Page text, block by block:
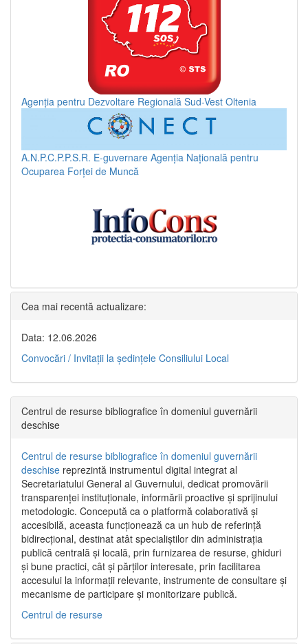
Agenția pentru Dezvoltare Regională Sud-Vest Oltenia
A.N.P.C.P.P.S.R. E-guvernare Agenția Națională pentru
Ocuparea Forței de Muncă
Cea mai recentă actualizare:
Data: 12.06.2026
Convocări / Invitaţii la şedinţele Consiliului Local
Centrul de resurse bibliografice în domeniul guvernării
deschise
Centrul de resurse bibliografice în domeniul guvernării
deschise reprezintă instrumentul digital integrat al
Secretariatului General al Guvernului, dedicat promovării
transparenței instituționale, informării proactive și sprijinului
metodologic. Concepută ca o platformă colaborativă și
accesibilă, aceasta funcționează ca un hub de referință
bidirecțional, destinat atât specialiștilor din administrația
publică centrală și locală, prin furnizarea de resurse, ghiduri
și bune practici, cât și părților interesate, prin facilitarea
accesului la informații relevante, instrumente de consultare și
mecanisme de participare și monitorizare publică.
Centrul de resurse